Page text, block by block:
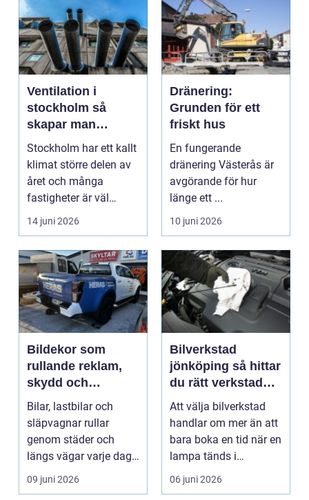
Ventilation i
stockholm så
skapar man
hälsosam och
energieffektiv
inomhusluft
Stockholm har ett kallt
klimat större delen av
året och många
fastigheter är väl
isolerade för att s...
14 juni 2026
Dränering:
Grunden för ett
friskt hus
En fungerande
dränering Västerås är
avgörande för hur
länge ett ...
10 juni 2026
Bildekor som
rullande reklam,
skydd och
personlig stil
Bilar, lastbilar och
släpvagnar rullar
genom städer och
längs vägar varje dag.
De passerar
tusentals...
09 juni 2026
Bilverkstad
jönköping så hittar
du rätt verkstad
för din bil
Att välja bilverkstad
handlar om mer än att
bara boka en tid när en
lampa tänds i
instrumentpanelen....
06 juni 2026